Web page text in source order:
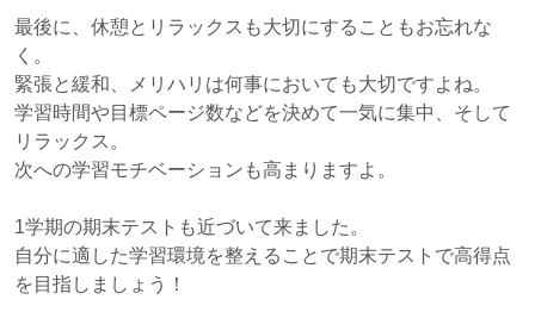
最後に、休憩とリラックスも大切にすることもお忘れな
く。
緊張と緩和、メリハリは何事においても大切ですよね。
学習時間や目標ページ数などを決めて一気に集中、そして
リラックス。
次への学習モチベーションも高まりますよ。
1学期の期末テストも近づいて来ました。
自分に適した学習環境を整えることで期末テストで高得点
を目指しましょう！